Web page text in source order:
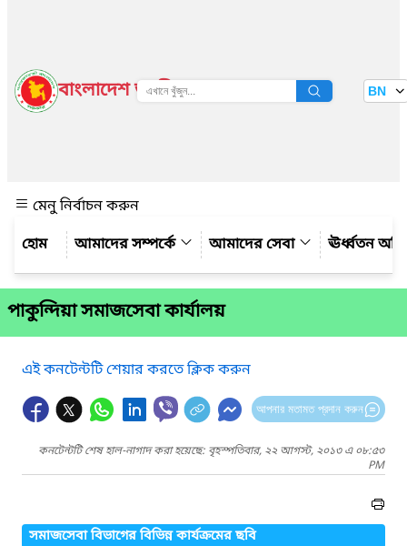
বাংলাদেশ জাতীয় তথ্য বাতায়ন BN
মেনু নির্বাচন করুন
আমাদের সম্পর্কে
আমাদের সেবা ঊর্ধ্বতন
পাকুন্দিয়া সমাজসেবা কার্যালয়
এই কনটেন্টটি শেয়ার করতে ক্লিক করুন
আপনার মতামত প্রদান করুন
কনটেন্টটি শেষ হাল-নাগাদ করা হয়েছে: বৃহস্পতিবার, ২২ আগস্ট, ২০১৩ এ ০৮:৫৩
PM
সমাজসেবা বিভাগের বিভিন্ন কার্যক্রমের ছবি